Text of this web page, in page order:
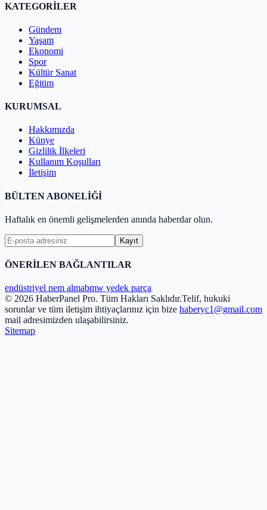
KATEGORİLER
Gündem
Yaşam
Ekonomi
Spor
Kültür Sanat
Eğitim
KURUMSAL
Hakkımızda
Künye
Gizlilik İlkeleri
Kullanım Koşulları
İletişim
BÜLTEN ABONELİĞİ
Haftalık en önemli gelişmelerden anında haberdar olun.
Kayıt
ÖNERİLEN BAĞLANTILAR
endüstriyel nem almabmw yedek parça
© 2026 HaberPanel Pro. Tüm Hakları Saklıdır.Telif, hukuki
sorunlar ve tüm iletişim ihtiyaçlarınız için bize haberyc1@gmail.com
mail adresimizden ulaşabilirsiniz.
Sitemap